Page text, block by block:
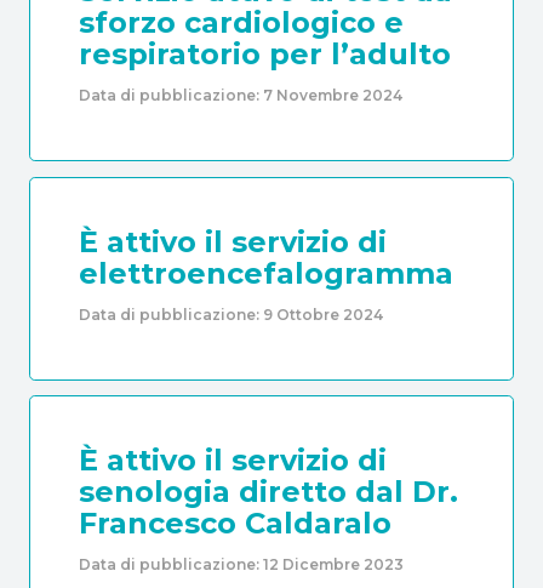
sforzo cardiologico e
respiratorio per l’adulto
Data di pubblicazione: 7 Novembre 2024
È attivo il servizio di
elettroencefalogramma
Data di pubblicazione: 9 Ottobre 2024
È attivo il servizio di
senologia diretto dal Dr.
Francesco Caldaralo
Data di pubblicazione: 12 Dicembre 2023